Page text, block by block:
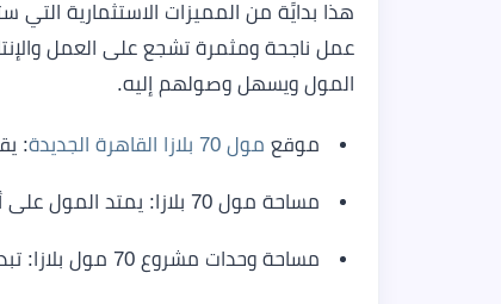
هذا بدايًة من المميزات الاستثمارية التي
عمل ناجحة ومثمرة تشجع على العمل
المول ويسهل وصولهم إليه.
موقع مول 70 بلازا القاهرة الجديدة :
مساحة مول 70 بلازا: يمتد المول على أرض تبلغ مساحتها 1000 متر مربع.
مساحة وحدات مشروع 70 مول بلازا: تبدأ من 35 متر مربع.